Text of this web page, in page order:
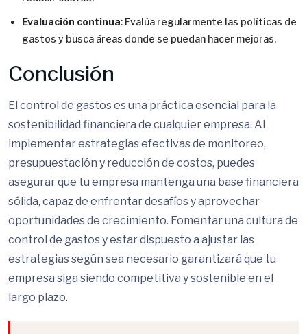
Evaluación continua: Evalúa regularmente las políticas de
gastos y busca áreas donde se puedan hacer mejoras.
Conclusión
El control de gastos es una práctica esencial para la
sostenibilidad financiera de cualquier empresa. Al
implementar estrategias efectivas de monitoreo,
presupuestación y reducción de costos, puedes
asegurar que tu empresa mantenga una base financiera
sólida, capaz de enfrentar desafíos y aprovechar
oportunidades de crecimiento. Fomentar una cultura de
control de gastos y estar dispuesto a ajustar las
estrategias según sea necesario garantizará que tu
empresa siga siendo competitiva y sostenible en el
largo plazo.